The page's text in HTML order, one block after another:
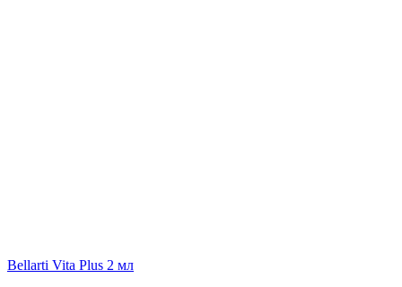
Bellarti Vita Plus 2 мл